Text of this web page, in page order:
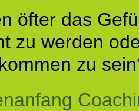
öfter das
zu werden
zu